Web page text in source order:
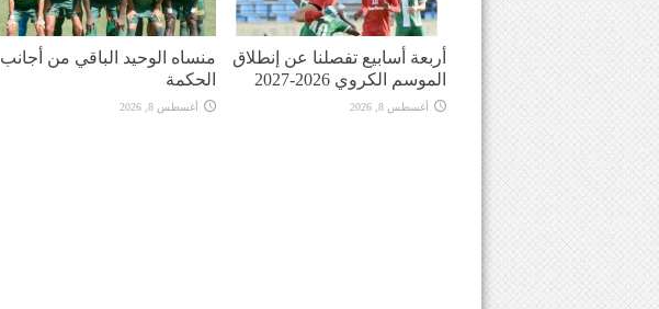
أربعة أسابيع تفصلنا عن إنطلاق
الموسم الكروي 2026-2027
أغسطس 8, 2026
منساه الوحيد الباقي من أجانب
الحكمة
أغسطس 8, 2026